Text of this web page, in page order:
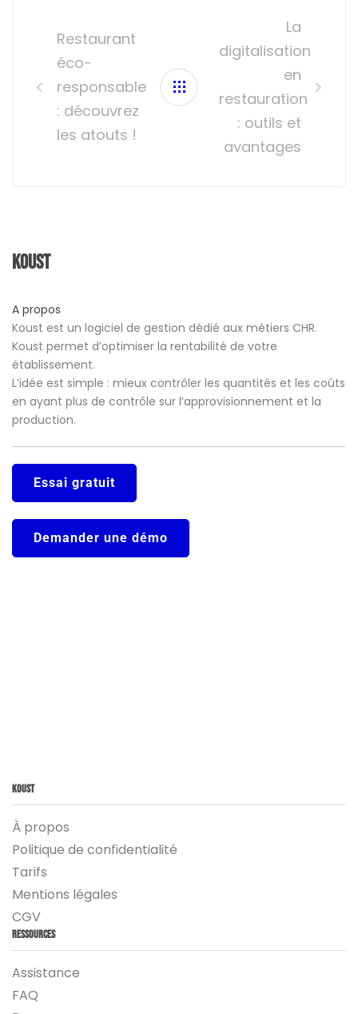
Restaurant
éco-
responsable
: découvrez
les atouts !
La
digitalisation
en
restauration
: outils et
avantages
Koust
A propos
Koust est un logiciel de gestion dédié aux métiers CHR.
Koust permet d’optimiser la rentabilité de votre
établissement.
L’idée est simple : mieux contrôler les quantités et les coûts
en ayant plus de contrôle sur l’approvisionnement et la
production.
Essai gratuit
Demander une démo
Koust
À propos
Politique de confidentialité
Tarifs
Mentions légales
CGV
Ressources
Assistance
FAQ